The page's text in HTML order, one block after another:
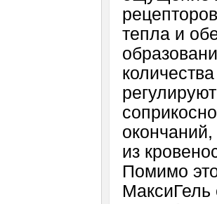
тепла и
из
Помимо
МаксиГель